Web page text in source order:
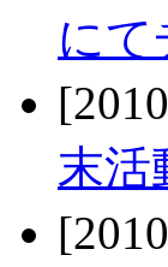
にて
末活